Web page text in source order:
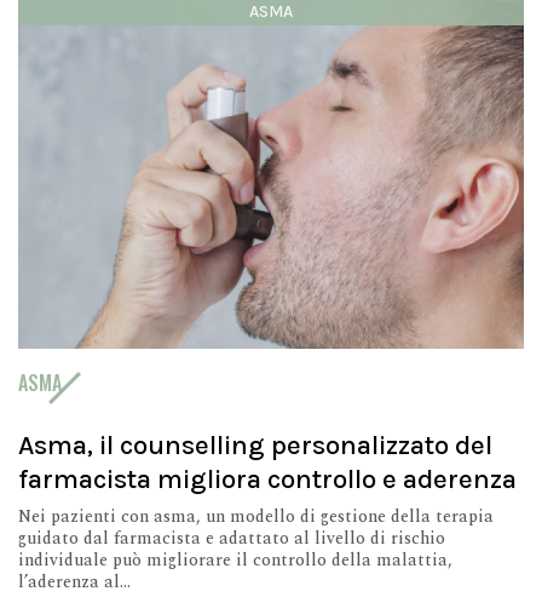
ASMA
ASMA
Asma, il counselling personalizzato del
farmacista migliora controllo e aderenza
Nei pazienti con asma, un modello di gestione della terapia
guidato dal farmacista e adattato al livello di rischio
individuale può migliorare il controllo della malattia,
l’aderenza al...